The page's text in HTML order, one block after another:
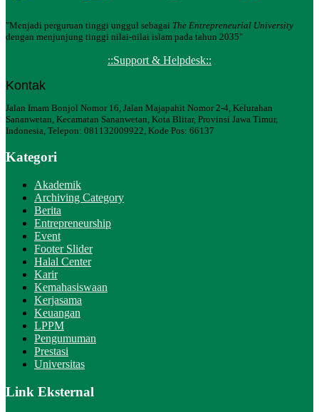
"Menjadi perguruan tinggi unggul sebagai The Entrepreneurial University
dengan menjunjung tinggi nilai-nilai islam pada tahun 2035"
::Support & Helpdesk::
Kontak
Jalan Imam Bonjol Nomor 16, Jalan Majapahit Nomor 2-4, Kelurahan
Sananwetan, Kecamatan Sananwetan, Kota Blitar, Provinsi Jawa Timur,
Indonesia, Telepon: 081132009922, Kode Pos: 66137
Kategori
Akademik
Archiving Category
Berita
Entrepreneurship
Event
Footer Slider
Halal Center
Karir
Kemahasiswaan
Kerjasama
Keuangan
LPPM
Pengumuman
Prestasi
Universitas
Link Eksternal